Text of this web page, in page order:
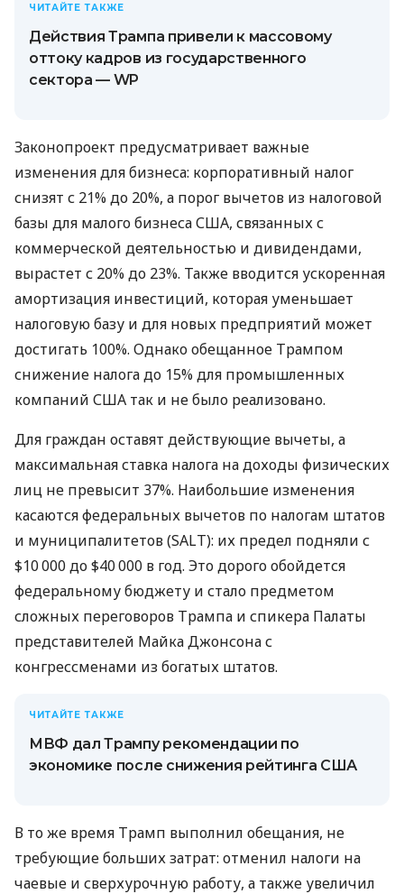
ЧИТАЙТЕ ТАКЖЕ
Действия Трампа привели к массовому
оттоку кадров из государственного
сектора — WP
Законопроект предусматривает важные
изменения для бизнеса: корпоративный налог
снизят с 21% до 20%, а порог вычетов из налоговой
базы для малого бизнеса США, связанных с
коммерческой деятельностью и дивидендами,
вырастет с 20% до 23%. Также вводится ускоренная
амортизация инвестиций, которая уменьшает
налоговую базу и для новых предприятий может
достигать 100%. Однако обещанное Трампом
снижение налога до 15% для промышленных
компаний США так и не было реализовано.
Для граждан оставят действующие вычеты, а
максимальная ставка налога на доходы физических
лиц не превысит 37%. Наибольшие изменения
касаются федеральных вычетов по налогам штатов
и муниципалитетов (SALT): их предел подняли с
$10 000 до $40 000 в год. Это дорого обойдется
федеральному бюджету и стало предметом
сложных переговоров Трампа и спикера Палаты
представителей Майка Джонсона с
конгрессменами из богатых штатов.
ЧИТАЙТЕ ТАКЖЕ
МВФ дал Трампу рекомендации по
экономике после снижения рейтинга США
В то же время Трамп выполнил обещания, не
требующие больших затрат: отменил налоги на
чаевые и сверхурочную работу, а также увеличил